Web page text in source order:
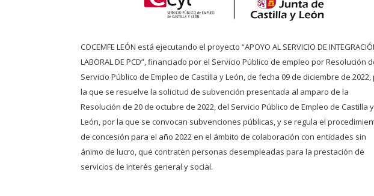
COCEMFE LEÓN está ejecutando el proyecto “APOYO AL SERVICIO DE
LABORAL DE PCD”, financiado por el Servicio Público de empleo por Resolución
Servicio Público de Empleo de Castilla y León, de fecha 09 de diciembre de 2022,
la que se resuelve la solicitud de subvención presentada al amparo de la
Resolución de 20 de octubre de 2022, del Servicio Público de Empleo de Castilla y
León, por la que se convocan subvenciones públicas, y se regula el
de concesión para el año 2022 en el ámbito de colaboración con entidades sin
ánimo de lucro, que contraten personas desempleadas para la prestación de
servicios de interés general y social.